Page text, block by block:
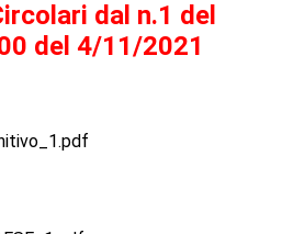
dal n.1 del
del 4/11/2021